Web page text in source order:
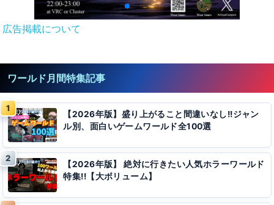
広告掲載について
ワールド月間特集記事
【2026年版】盛り上がること間違いなし!!ジャン
ル別、面白いゲームワールド全100選
【2026年版】 絶対に行きたい人気ホラーワールド
特集!!【大ボリューム】